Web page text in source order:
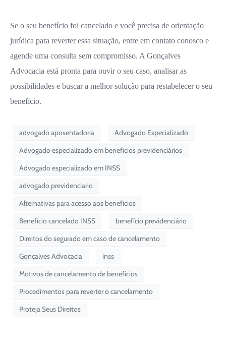
Se o seu benefício foi cancelado e você precisa de orientação
jurídica para reverter essa situação, entre em contato conosco e
agende uma consulta sem compromisso. A Gonçalves
Advocacia está pronta para ouvir o seu caso, analisar as
possibilidades e buscar a melhor solução para restabelecer o seu
benefício.
advogado aposentadoria
Advogado Especializado
Advogado especializado em benefícios previdenciários
Advogado especializado em INSS
advogado previdenciario
Alternativas para acesso aos benefícios
Benefício cancelado INSS
benefício previdenciário
Direitos do segurado em caso de cancelamento
Gonçalves Advocacia
inss
Motivos de cancelamento de benefícios
Procedimentos para reverter o cancelamento
Proteja Seus Direitos